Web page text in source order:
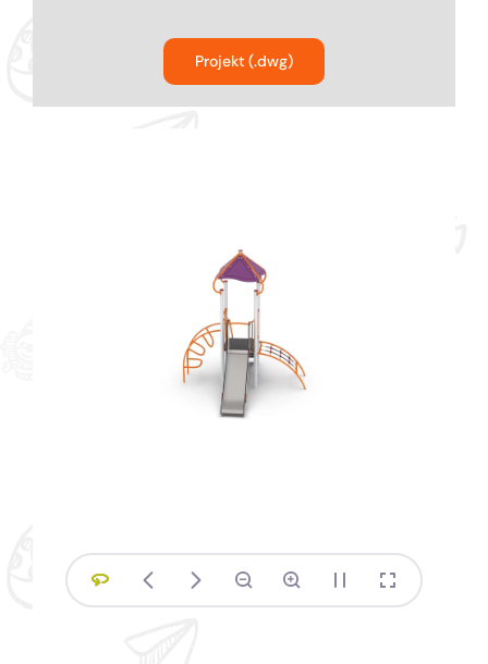
Bujaki
Kolejki linowe na plac zabaw
Urządzenia komunalne na plac zabaw
Parki linowe dla dzieci
urządzenia
Projekt (.dwg)